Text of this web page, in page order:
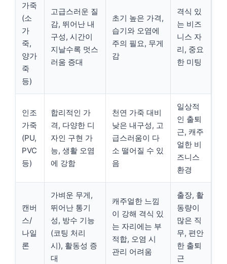
가죽
(소
가
죽,
양가
죽
등)
고급스러운 질
감, 뛰어난 내
구성, 시간이
지날수록 멋스
러움 증대
초기 높은 가격,
습기와 오염에
주의 필요, 무게
감
격식 있
는 비즈
니스 자
리, 중요
한 미팅
인조
가죽
(PU,
PVC
등)
합리적인 가
격, 다양한 디
자인 구현 가
능, 생활 오염
에 강함
천연 가죽 대비
낮은 내구성, 고
급스러움이 다
소 떨어질 수 있
음
일상적
인 출퇴
근, 캐주
얼한 비
즈니스
환경
캔버
스/
나일
론
가벼운 무게,
뛰어난 통기
성, 방수 기능
(코팅 처리
시), 활동성 증
대
캐주얼한 느낌
이 강해 격식 있
는 자리에는 부
적합, 오염 시
관리 어려움
출장, 활
동량이
많은 직
무, 편안
한 출퇴
근